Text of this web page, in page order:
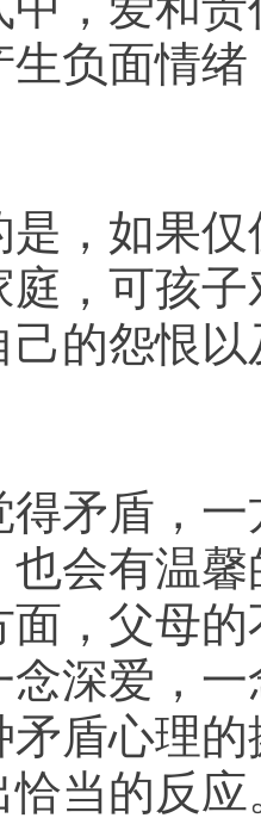
负面情
，如果
，可孩
的怨恨
矛盾，
会有温
，父母
深爱，
盾心理
当的反